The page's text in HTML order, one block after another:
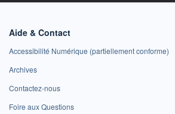
Aide & Contact
Accessibilité Numérique (partiellement conforme)
Archives
Contactez-nous
Foire aux Questions